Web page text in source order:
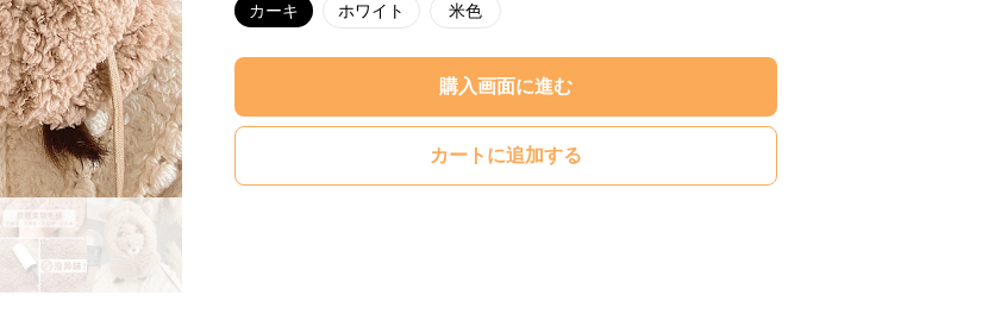
カーキ ホワイト 米色
購入画面に進む
カートに追加する